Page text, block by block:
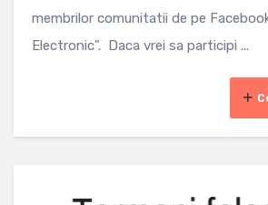
membrilor comunitatii de pe
Electronic". Daca vrei sa participi ...